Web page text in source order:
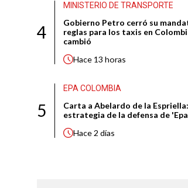
4
MINISTERIO DE TRANSPORTE
Gobierno Petro cerró su
reglas para los taxis en
cambió
Hace 13 horas
5
EPA COLOMBIA
Carta a Abelardo de la
estrategia de la defensa de
Hace2 días